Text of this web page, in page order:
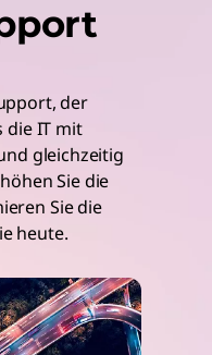
der
die IT mit
gleichzeitig
Sie die
Sie die
heute.